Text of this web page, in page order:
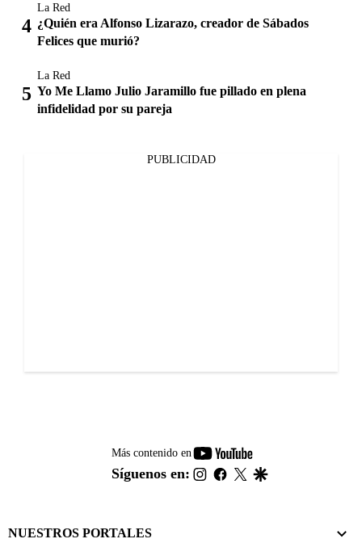
La Red
¿Quién era Alfonso Lizarazo, creador de Sábados
Felices que murió?
La Red
Yo Me Llamo Julio Jaramillo fue pillado en plena
infidelidad por su pareja
PUBLICIDAD
Más contenido en
youtube-
footer
Síguenos en: instagram
facebook
twitter
NUESTROS PORTALES